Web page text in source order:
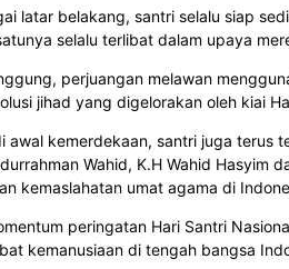
latar belakang, santri selalu siap
selalu terlibat dalam upaya
perjuangan melawan
jihad yang digelorakan oleh kiai
awal kemerdekaan, santri juga
Wahid, K.H Wahid Hasyim
kemaslahatan umat agama di
peringatan Hari Santri
kemanusiaan di tengah bangsa